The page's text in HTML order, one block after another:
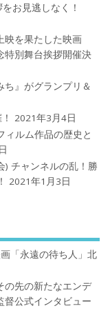
お見逃しなく！
映を果たした映画
特別舞台挨拶開催決
ち』がグランプリ＆
2021年3月4日
ルム作品の歴史と
) チャンネルの乱！勝
2021年1月3日
「永遠の待ち人」北
の先の新たなエンデ
督公式インタビュー